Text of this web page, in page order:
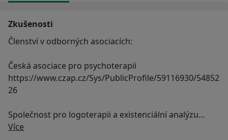
Zkušenosti
Členství v odborných asociacích:
Česká asociace pro psychoterapii
https://www.czap.cz/Sys/PublicProfile/59116930/54852
26
Společnost pro logoterapii a existenciální analýzu
http://www.slea.cz/wp/?page_id=376
Více